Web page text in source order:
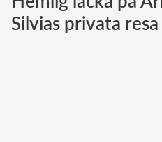
Norska
Silvias privata resa